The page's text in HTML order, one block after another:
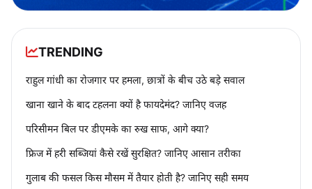
TRENDING
राहुल गांधी का रोजगार पर हमला, छात्रों के बीच उठे बड़े सवाल
खाना खाने के बाद टहलना क्यों है फायदेमंद? जानिए वजह
परिसीमन बिल पर डीएमके का रुख साफ, आगे क्या?
फ्रिज में हरी सब्जियां कैसे रखें सुरक्षित? जानिए आसान तरीका
गुलाब की फसल किस मौसम में तैयार होती है? जानिए सही समय